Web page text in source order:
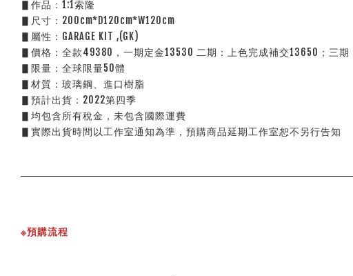
▋作品：1:1索隆
▋尺寸：200cm*D120cm*W120cm
▋屬性：GARAGE KIT ,(GK)
▋價格：全款49380，一期定金13530 二期：上色完成補交13650；三期
▋限量：全球限量50體
▋材質：玻璃鋼、進口樹脂
▋預計出貨：2022第四季
▋均包含所有稅金，未包含國際運費
▋實際出貨時間以工作室通知為準，預購商品延期工作室恕不另行告知
※預購流程